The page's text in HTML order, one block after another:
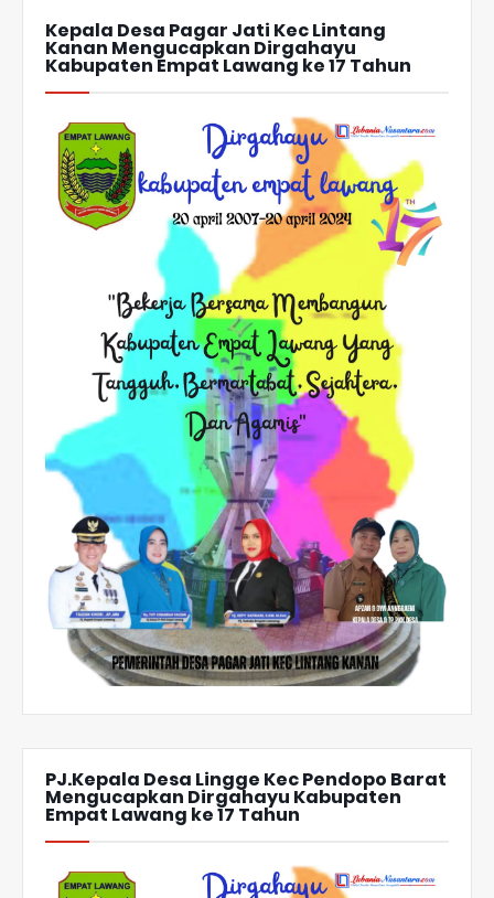
Kepala Desa Pagar Jati Kec Lintang
Kanan Mengucapkan Dirgahayu
Kabupaten Empat Lawang ke 17 Tahun
PJ.Kepala Desa Lingge Kec Pendopo Barat
Mengucapkan Dirgahayu Kabupaten
Empat Lawang ke 17 Tahun